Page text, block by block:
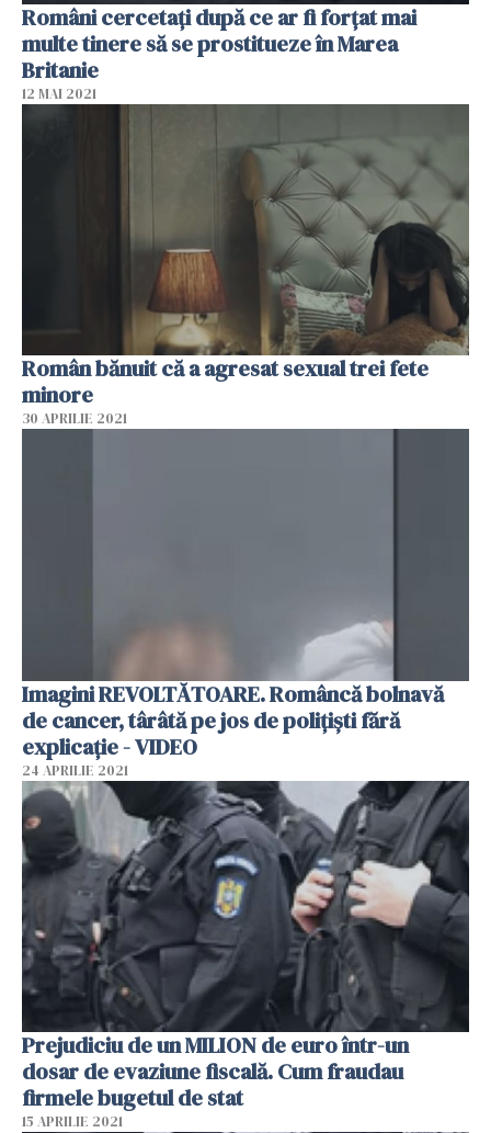
Români cercetaţi după ce ar fi forţat mai
multe tinere să se prostitueze în Marea
Britanie
12 MAI 2021
Român bănuit că a agresat sexual trei fete
minore
30 APRILIE 2021
Imagini REVOLTĂTOARE. Româncă bolnavă
de cancer, târâtă pe jos de poliţişti fără
explicaţie - VIDEO
24 APRILIE 2021
Prejudiciu de un MILION de euro într-un
dosar de evaziune fiscală. Cum fraudau
firmele bugetul de stat
15 APRILIE 2021